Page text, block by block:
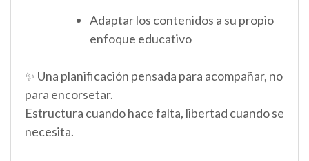
Adaptar los contenidos a su propio
enfoque educativo
✨ Una planificación pensada para acompañar, no
para encorsetar.
Estructura cuando hace falta, libertad cuando se
necesita.